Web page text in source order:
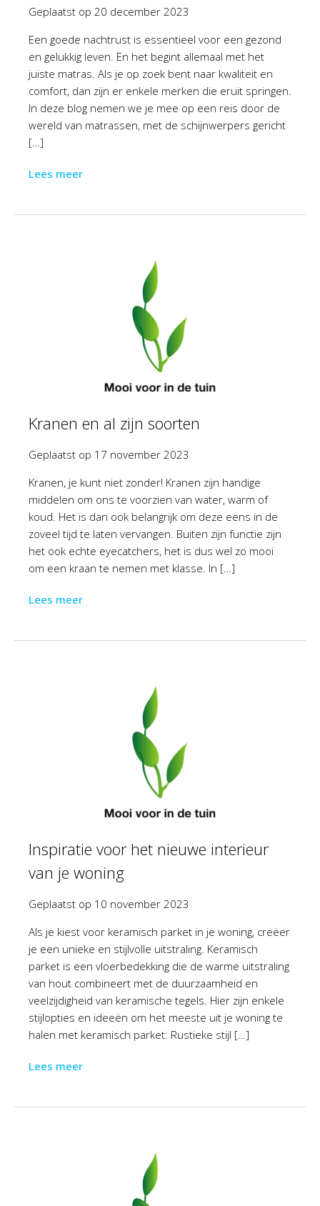
Geplaatst op 20 december 2023
Een goede nachtrust is essentieel voor een gezond
en gelukkig leven. En het begint allemaal met het
juiste matras. Als je op zoek bent naar kwaliteit en
comfort, dan zijn er enkele merken die eruit springen.
In deze blog nemen we je mee op een reis door de
wereld van matrassen, met de schijnwerpers gericht
[…]
Lees meer
Kranen en al zijn soorten
Geplaatst op 17 november 2023
Kranen, je kunt niet zonder! Kranen zijn handige
middelen om ons te voorzien van water, warm of
koud. Het is dan ook belangrijk om deze eens in de
zoveel tijd te laten vervangen. Buiten zijn functie zijn
het ook echte eyecatchers, het is dus wel zo mooi
om een kraan te nemen met klasse. In […]
Lees meer
Inspiratie voor het nieuwe interieur
van je woning
Geplaatst op 10 november 2023
Als je kiest voor keramisch parket in je woning, creëer
je een unieke en stijlvolle uitstraling. Keramisch
parket is een vloerbedekking die de warme uitstraling
van hout combineert met de duurzaamheid en
veelzijdigheid van keramische tegels. Hier zijn enkele
stijlopties en ideeën om het meeste uit je woning te
halen met keramisch parket: Rustieke stijl […]
Lees meer